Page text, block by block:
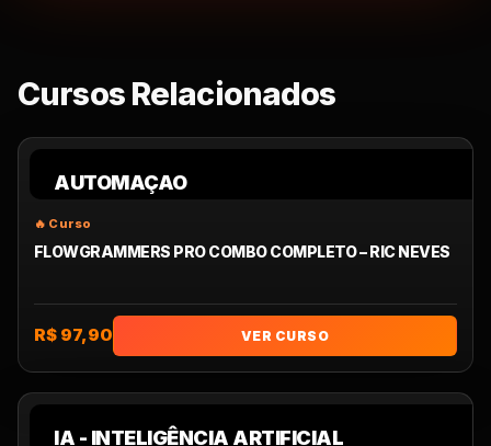
Cursos Relacionados
AUTOMAÇAO
FLOWGRAMMERS PRO COMBO COMPLETO – RIC NEVES
R$ 97,90 VER CURSO
IA - INTELIGÊNCIA ARTIFICIAL